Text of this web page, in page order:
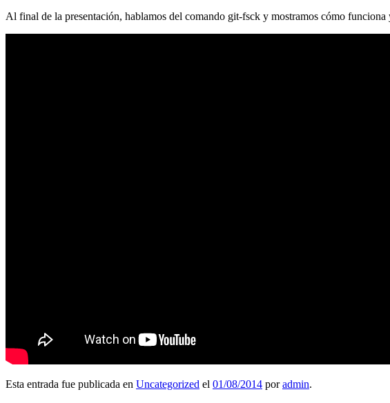
Al final de la presentación, hablamos del comando git-fsck y mostramos cómo funciona
Esta entrada fue publicada en Uncategorized el 01/08/2014 poradmin.